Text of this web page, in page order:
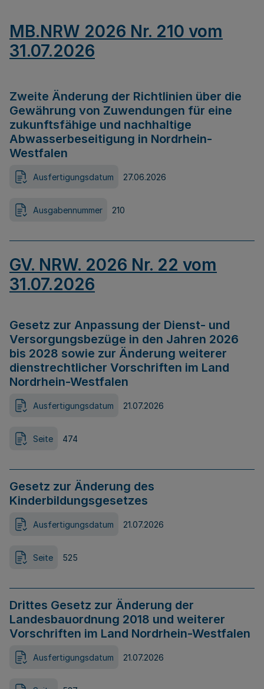
MB.NRW 2026 Nr. 210 vom
31.07.2026
Zweite Änderung der Richtlinien über die
Gewährung von Zuwendungen für eine
zukunftsfähige und nachhaltige
Abwasserbeseitigung in Nordrhein-
Westfalen
Ausfertigungsdatum 27.06.2026
Ausgabennummer 210
GV. NRW. 2026 Nr. 22 vom
31.07.2026
Gesetz zur Anpassung der Dienst- und
Versorgungsbezüge in den Jahren 2026
bis 2028 sowie zur Änderung weiterer
dienstrechtlicher Vorschriften im Land
Nordrhein-Westfalen
Ausfertigungsdatum 21.07.2026
Seite 474
Gesetz zur Änderung des
Kinderbildungsgesetzes
Ausfertigungsdatum 21.07.2026
Seite 525
Drittes Gesetz zur Änderung der
Landesbauordnung 2018 und weiterer
Vorschriften im Land Nordrhein-Westfalen
Ausfertigungsdatum 21.07.2026